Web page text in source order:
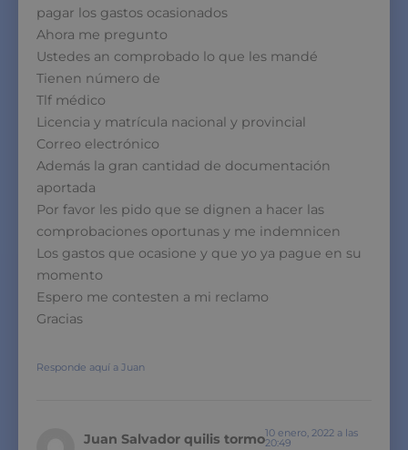
pagar los gastos ocasionados
Ahora me pregunto
Ustedes an comprobado lo que les mandé
Tienen número de
Tlf médico
Licencia y matrícula nacional y provincial
Correo electrónico
Además la gran cantidad de documentación
aportada
Por favor les pido que se dignen a hacer las
comprobaciones oportunas y me indemnicen
Los gastos que ocasione y que yo ya pague en su
momento
Espero me contesten a mi reclamo
Gracias
Responde aquí a Juan
Juan Salvador quilis tormo10 enero, 2022 a las
20:49